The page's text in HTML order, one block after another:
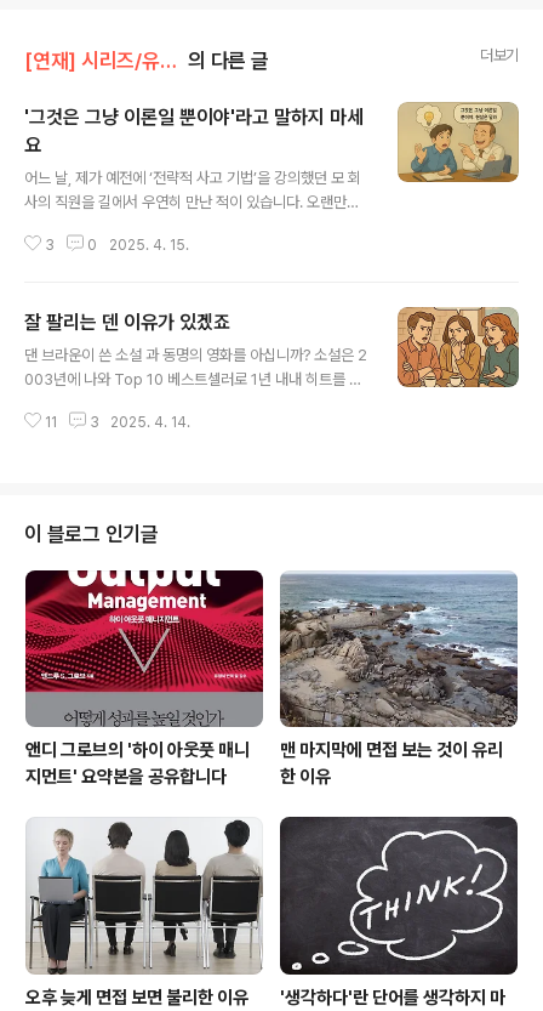
[연재] 시리즈/유정식의 경영일기 의 다른 글 더보기
'그것은 그냥 이론일 뿐이야'라고 말하지 마세
요
어느 날, 제가 예전에 ‘전략적 사고 기법’을 강의했던 모 회
사의 직원을 길에서 우연히 만난 적이 있습니다. 오랜만이
무에 잘 활용하고 있느냐고 그에게 물었습니다. 그는 ‘뭐,
주길래 그렇게 하고 있다’라는 게 아니겠습니까? 그와 헤어
진 후에도 이 말이 계속 머리에 맴돌더군요. 많은 이들이 강
의에서나 책에서 새로운 지식이나 기법을 알게 되면 흥미
다구.’라는 주변사람들의 저항에 직면하곤 합니다. 하지만
3 0 2025. 4. 15.
잘 팔리는 덴 이유가 있겠죠
댄 브라운이 쓴 소설 과 동명의 영화를 아십니까? 소설은 2
003년에 나와 Top 10 베스트셀러로 1년 내내 히트를 쳤
에 240만 명의 관객을 동원할 정도로 엄청난 인기를 끌었
간을 보내고 있었는데요, 옆 테이블에 있던 사람들의 대화
가 제 귀에 들려왔습니다. 중년의 신사가 젊은 두 남녀를 향
해 이렇게 일갈하더군요. “사람들이 왜 다빈치 코드와 같이
완성도가 떨어지는 작품에 열광하는지 도무지 모르겠어.
할리우드 영화 식의 스토리 전개에다 깊이가 얕은 기호학
지식을 잘 포장한 ..
11 3 2025. 4. 14.
이 블로그 인기글
앤디 그로브의 '하이 아웃풋 매니
지먼트' 요약본을 공유합니다
맨 마지막에 면접 보는 것이 유리
한 이유
오후 늦게 면접 보면 불리한 이유
'생각하다'란 단어를 생각하지 마